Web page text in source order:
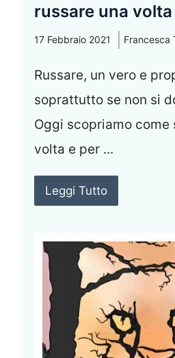
russare una
17 Febbraio 2021 Francesca
Russare, un vero e
soprattutto se non si
Oggi scopriamo come
volta e per ...
Leggi Tutto